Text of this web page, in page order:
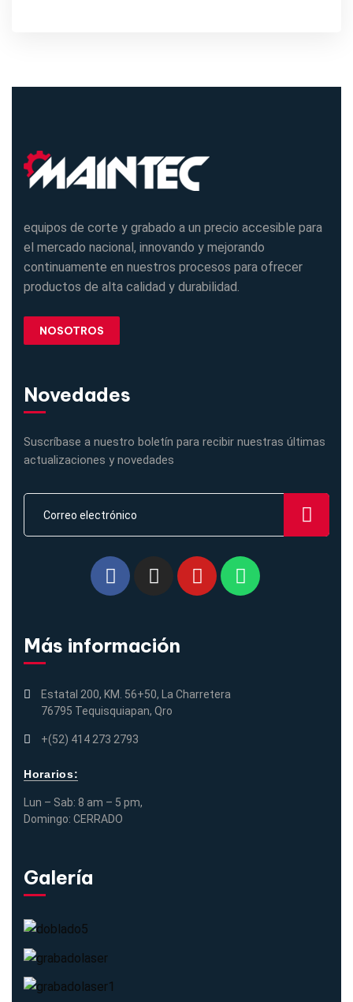
equipos de corte y grabado a un precio accesible para
el mercado nacional, innovando y mejorando
continuamente en nuestros procesos para ofrecer
productos de alta calidad y durabilidad.
NOSOTROS
Novedades
Suscríbase a nuestro boletín para recibir nuestras últimas
actualizaciones y novedades
Más información
Estatal 200, KM. 56+50, La Charretera
76795 Tequisquiapan, Qro
+(52) 414 273 2793
Horarios:
Lun – Sab: 8 am – 5 pm,
Domingo: CERRADO
Galería